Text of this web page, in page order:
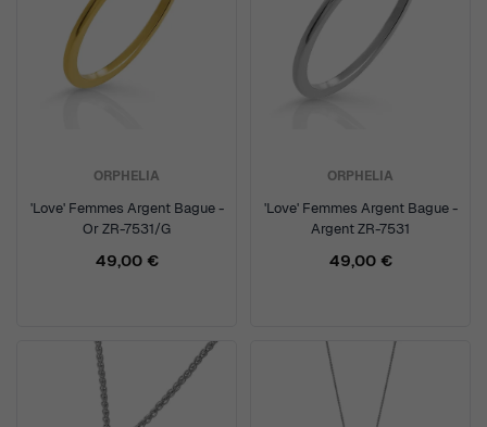
ORPHELIA
'Love' Femmes Argent Bague -
Or ZR-7531/G
49,00 €
ORPHELIA
'Love' Femmes Argent Bague -
Argent ZR-7531
49,00 €